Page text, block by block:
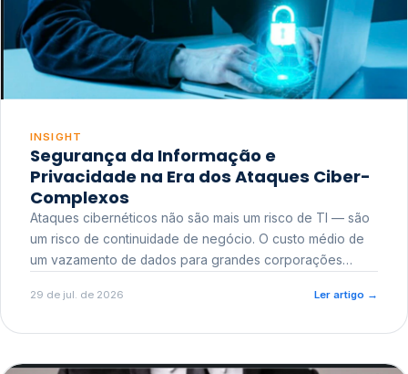
INSIGHT
Segurança da Informação e
Privacidade na Era dos Ataques Ciber-
Complexos
Ataques cibernéticos não são mais um risco de TI — são
um risco de continuidade de negócio. O custo médio de
um vazamento de dados para grandes corporações
reputacional e o risco regulatório junto a órgãos como a
29 de jul. de 2026 Ler artigo →